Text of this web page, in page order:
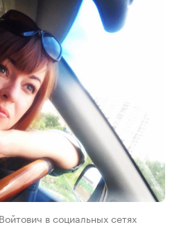
в социальных сетях